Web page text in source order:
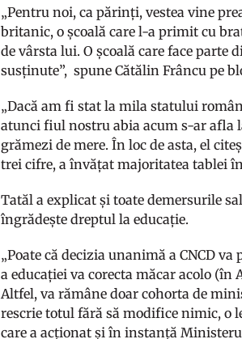
„Pentru noi, ca părinți, vestea vine
britanic, o școală care l-a primit cu
de vârsta lui. O școală care face
susținute”, spune Cătălin Frâncu pe
„Dacă am fi stat la mila statului
atunci fiul nostru abia acum s-ar afla
grămezi de mere. În loc de asta, el
trei cifre, a învățat majoritatea tablei
Tatăl a explicat și toate demersurile
îngrădește dreptul la educație.
„Poate că decizia unanimă a CNCD
a educației va corecta măcar acolo
Altfel, va rămâne doar cohorta de
rescrie totul fără să modifice nimic, o
care a acționat și în instanță